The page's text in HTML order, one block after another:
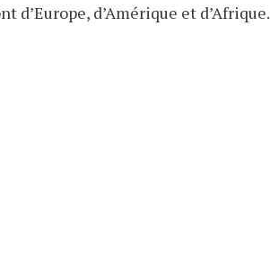
d’Amérique et d’Afrique.